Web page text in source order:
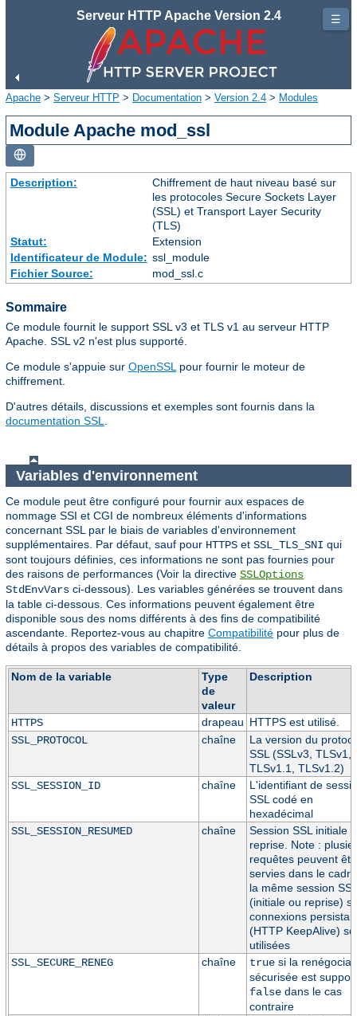
Serveur HTTP Apache Version 2.4
Apache > Serveur HTTP > Documentation > Version 2.4 > Modules
Module Apache mod_ssl
Description:
Chiffrement de haut niveau basé sur
les protocoles Secure Sockets Layer
(SSL) et Transport Layer Security
(TLS)
Statut:
Extension
Identificateur de Module: ssl_module
Fichier Source:
mod_ssl.c
Sommaire
Ce module fournit le support SSL v3 et TLS v1 au serveur HTTP
Apache. SSL v2 n'est plus supporté.
Ce module s'appuie sur OpenSSL pour fournir le moteur de
chiffrement.
D'autres détails, discussions et exemples sont fournis dans la
documentation SSL
Variables d'environnement
Ce module peut être configuré pour fournir aux espaces de
nommage SSI et CGI de nombreux éléments d'informations
concernant SSL par le biais de variables d'environnement
supplémentaires. Par défaut, sauf pour HTTPS et SSL_TLS_SNI qui
sont toujours définies, ces informations ne sont pas fournies pour
des raisons de performances (Voir la directive SSLOptions
StdEnvVars ci-dessous). Les variables générées se trouvent dans
la table ci-dessous. Ces informations peuvent également être
disponible sous des noms différents à des fins de compatibilité
ascendante. Reportez-vous au chapitre Compatibilité pour plus de
détails à propos des variables de compatibilité.
Nom de la variable
Type
de
valeur
Description
HTTPS drapeau HTTPS est utilisé.
SSL_PROTOCOL
chaîne
La version du
SSL (SSLv3, TLSv1,
TLSv1.1, TLSv1.2)
SSL_SESSION_ID
chaîne
L'identifiant de
SSL codé en
hexadécimal
SSL_SESSION_RESUMED
chaîne
Session SSL initiale
reprise. Note :
requêtes peuvent
servies dans le
la même session
(initiale ou reprise) si
connexions
(HTTP KeepAlive)
utilisées
SSL_SECURE_RENEG
chaîne truesi la
sécurisée est
falsedans le cas
contraire
☰